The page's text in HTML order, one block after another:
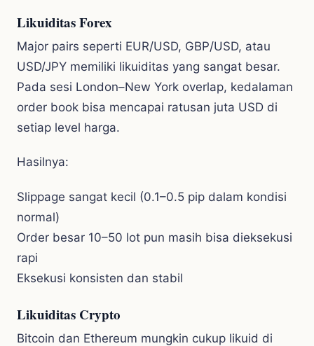
Likuiditas Forex
Major pairs seperti EUR/USD, GBP/USD, atau
USD/JPY memiliki likuiditas yang sangat besar.
Pada sesi London–New York overlap, kedalaman
order book bisa mencapai ratusan juta USD di
setiap level harga.
Hasilnya:
Slippage sangat kecil (0.1–0.5 pip dalam kondisi
normal)
Order besar 10–50 lot pun masih bisa dieksekusi
rapi
Eksekusi konsisten dan stabil
Likuiditas Crypto
Bitcoin dan Ethereum mungkin cukup likuid di